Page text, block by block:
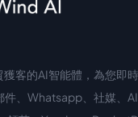
客的AI智能體，為您即
件、Whatsapp、社媒、